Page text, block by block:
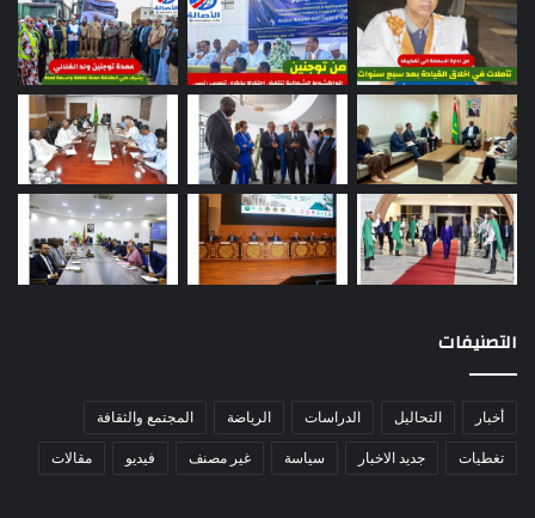
التصنيفات
أخبار التحاليل الدراسات الرياضة المجتمع والثقافة
تغطيات جديد الاخبار سياسة غير مصنف فيديو مقالات